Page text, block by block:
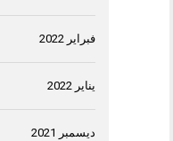
فبراير 2022
يناير 2022
ديسمبر 2021